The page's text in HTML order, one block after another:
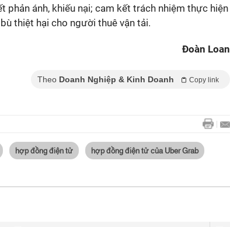
phản ánh, khiếu nại; cam kết trách nhiệm thực hiện
thiệt hại cho người thuê vận tải.
Đoàn Loan
Theo Doanh Nghiệp & Kinh Doanh Copy link
hợp đồng điện tử hợp đồng điện tử của Uber Grab